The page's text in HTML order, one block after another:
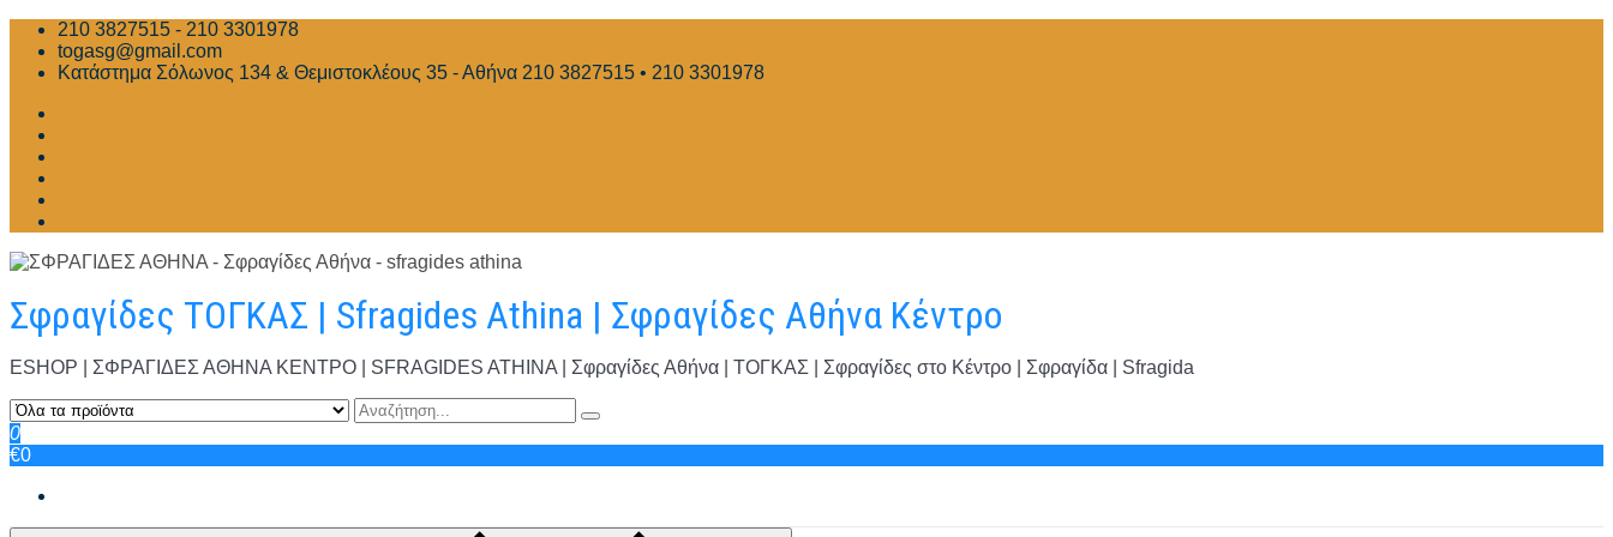
Skip
content
210 3827515 - 210 3301978
togasg@gmail.com
Κατάστημα Σόλωνος 134 & Θεμιστοκλέους 35 - Αθήνα 210 3827515 • 210 3301978
Σφραγίδες ΤΟΓΚΑΣ | Sfragides Athina | Σφραγίδες Αθήνα Κέντρο
ESHOP | ΣΦΡΑΓΙΔΕΣ ΑΘΗΝΑ ΚΕΝΤΡΟ | SFRAGIDES ATHINA | Σφραγίδες Αθήνα | ΤΟΓΚΑΣ | Σφραγίδες στο Κέντρο | Σφραγίδα | Sfragida
0
€0